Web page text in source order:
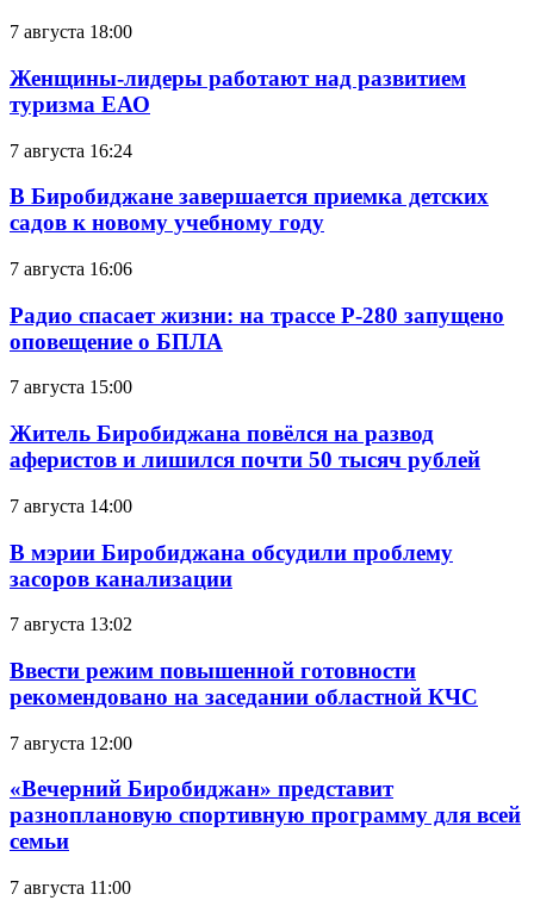
7 августа 18:00
Женщины-лидеры работают над развитием
туризма ЕАО
7 августа 16:24
В Биробиджане завершается приемка детских
садов к новому учебному году
7 августа 16:06
Радио спасает жизни: на трассе Р-280 запущено
оповещение о БПЛА
7 августа 15:00
Житель Биробиджана повёлся на развод
аферистов и лишился почти 50 тысяч рублей
7 августа 14:00
В мэрии Биробиджана обсудили проблему
засоров канализации
7 августа 13:02
Ввести режим повышенной готовности
рекомендовано на заседании областной КЧС
7 августа 12:00
«Вечерний Биробиджан» представит
разноплановую спортивную программу для всей
семьи
7 августа 11:00